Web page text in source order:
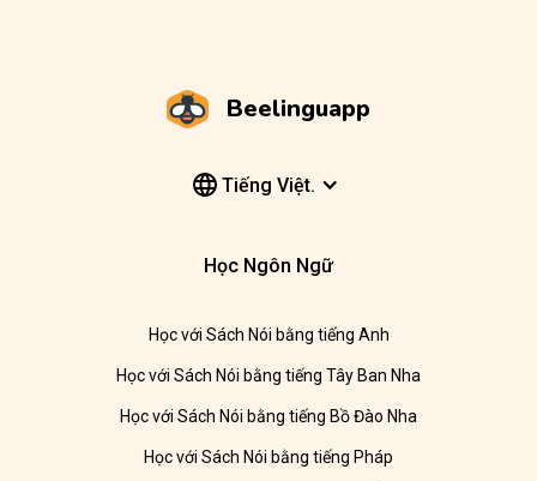
Beelinguapp
Tiếng Việt.
Học Ngôn Ngữ
Học với Sách Nói bằng tiếng Anh
Học với Sách Nói bằng tiếng Tây Ban Nha
Học với Sách Nói bằng tiếng Bồ Đào Nha
Học với Sách Nói bằng tiếng Pháp